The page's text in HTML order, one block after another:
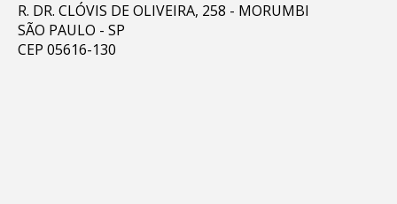
R. DR. CLÓVIS DE OLIVEIRA, 258 - MORUMBI
SÃO PAULO - SP
CEP 05616-130